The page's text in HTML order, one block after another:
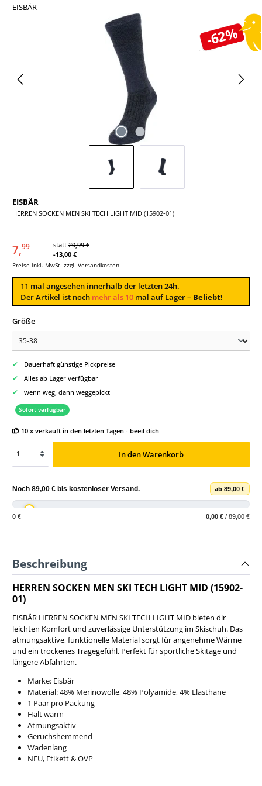
-62%
EISBÄR
HERREN SOCKEN MEN SKI TECH LIGHT MID (15902-01)
EISBÄR
7,99 statt 20,99 €
-13,00 €
Preise inkl. MwSt. zzgl. Versandkosten
11 mal angesehen innerhalb der letzten 24h.
Der Artikel ist noch mehr als 10 mal auf Lager – Beliebt!
Größeauswählen
✔ Dauerhaft günstige Pickpreise
✔ Alles ab Lager verfügbar
✔ wenn weg, dann weggepickt
Sofort verfügbar
10 x verkauft in den letzten Tagen - beeil dich
In den Warenkorb
Noch 89,00 € bis kostenloser Versand. ab 89,00 €
0 € 0,00 € / 89,00 €
Beschreibung
HERREN SOCKEN MEN SKI TECH LIGHT MID (15902-
01)
EISBÄR HERREN SOCKEN MEN SKI TECH LIGHT MID bieten dir
leichten Komfort und zuverlässige Unterstützung im Skischuh. Das
atmungsaktive, funktionelle Material sorgt für angenehme Wärme
und ein trockenes Tragegefühl. Perfekt für sportliche Skitage und
längere Abfahrten.
Marke: Eisbär
Material: 48% Merinowolle, 48% Polyamide, 4% Elasthane
1 Paar pro Packung
Hält warm
Atmungsaktiv
Geruchshemmend
Wadenlang
NEU, Etikett & OVP